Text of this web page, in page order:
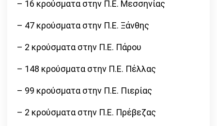
– 16 κρούσματα στην Π.Ε. Μεσσηνίας
– 47 κρούσματα στην Π.Ε. Ξάνθης
– 2 κρούσματα στην Π.Ε. Πάρου
– 148 κρούσματα στην Π.Ε. Πέλλας
– 99 κρούσματα στην Π.Ε. Πιερίας
– 2 κρούσματα στην Π.Ε. Πρέβεζας